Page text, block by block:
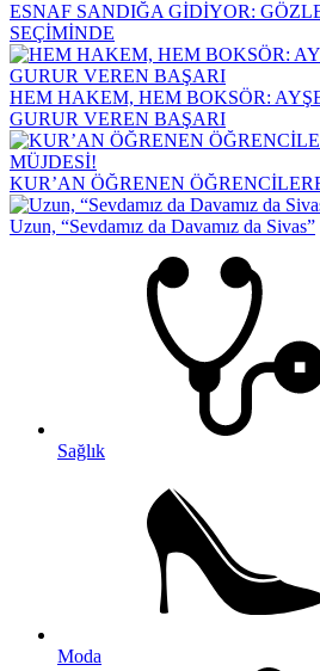
ESNAF SANDIĞA GİDİYOR:
SEÇİMİNDE
HEM HAKEM, HEM BOKSÖR:
GURUR VEREN BAŞARI
KUR’AN ÖĞRENEN
Uzun, “Sevdamız da Davamız da Sivas”
Sağlık
Moda